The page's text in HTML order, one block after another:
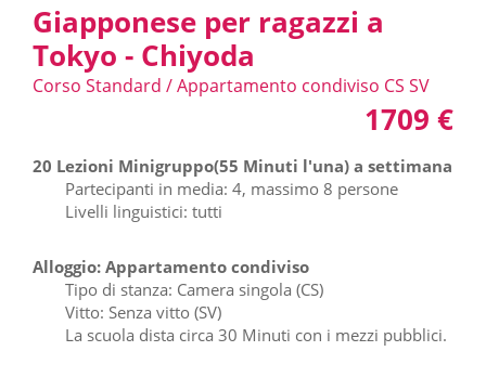
Giapponese per ragazzi a
Tokyo - Chiyoda
Corso Standard / Appartamento condiviso CS SV
1709 €
20 Lezioni Minigruppo(55 Minuti l'una) a settimana
Partecipanti in media: 4, massimo 8 persone
Livelli linguistici: tutti
Alloggio: Appartamento condiviso
Tipo di stanza: Camera singola (CS)
Vitto: Senza vitto (SV)
La scuola dista circa 30 Minuti con i mezzi pubblici.